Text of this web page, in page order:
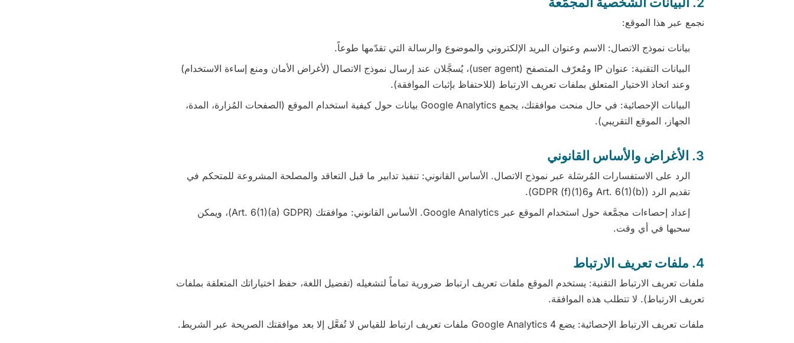
نجمع عبر هذا الموقع:
بيانات نموذج الاتصال: الاسم وعنوان البريد الإلكتروني والموضوع والرسالة التي تقدّمها طوعاً.
البيانات التقنية: عنوان IP ومُعرّف المتصفح (user agent)، يُسجَّلان عند إرسال نموذج الاتصال (لأغراض الأمان ومنع إساءة الاستخدام)
وعند اتخاذ الاختيار المتعلق بملفات تعريف الارتباط (للاحتفاظ بإثبات الموافقة).
البيانات الإحصائية: في حال منحت موافقتك، يجمع Google Analytics بيانات حول كيفية استخدام الموقع (الصفحات المُزارة، المدة،
الجهاز، الموقع التقريبي).
3. الأغراض والأساس القانوني
الرد على الاستفسارات المُرسَلة عبر نموذج الاتصال. الأساس القانوني: تنفيذ تدابير ما قبل التعاقد والمصلحة المشروعة للمتحكم في
تقديم الرد (Art. 6(1)(b) و6(1)(f) GDPR).
إعداد إحصاءات مجمَّعة حول استخدام الموقع عبر Google Analytics. الأساس القانوني: موافقتك (Art. 6(1)(a) GDPR)، ويمكن
سحبها في أي وقت.
4. ملفات تعريف الارتباط
ملفات تعريف الارتباط التقنية: يستخدم الموقع ملفات تعريف ارتباط ضرورية تماماً لتشغيله (تفضيل اللغة، حفظ اختياراتك المتعلقة بملفات
تعريف الارتباط). لا تتطلب هذه الموافقة.
ملفات تعريف الارتباط الإحصائية: يضع Google Analytics 4 ملفات تعريف ارتباط للقياس لا تُفعَّل إلا بعد موافقتك الصريحة عبر الشريط.